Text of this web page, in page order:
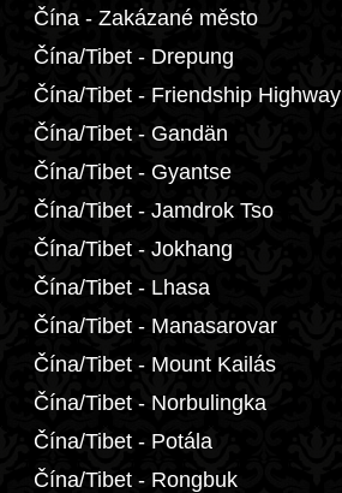
Čína - Zakázané město
Čína/Tibet - Drepung
Čína/Tibet - Friendship Highway
Čína/Tibet - Gandän
Čína/Tibet - Gyantse
Čína/Tibet - Jamdrok Tso
Čína/Tibet - Jokhang
Čína/Tibet - Lhasa
Čína/Tibet - Manasarovar
Čína/Tibet - Mount Kailás
Čína/Tibet - Norbulingka
Čína/Tibet - Potála
Čína/Tibet - Rongbuk